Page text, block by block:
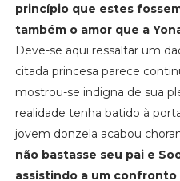
princípio que estes
também o amor que a
Deve-se aqui ressaltar um
citada princesa parece
mostrou-se indigna de sua
realidade tenha batido à
jovem donzela acabou
não bastasse seu pai e
assistindo a um